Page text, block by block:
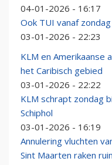
04-01-2026 - 16:17
Ook TUI vanaf
03-01-2026 - 22:23
KLM en Amerikaanse
het Caribisch gebied
03-01-2026 - 22:22
KLM schrapt zondag
Schiphol
03-01-2026 - 16:19
Annulering vluchten
Sint Maarten raken